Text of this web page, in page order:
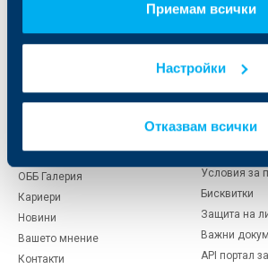
Приемам всички
Настройки
Отказвам всички
За KBC Груп
Европейско финансиране
ОББ Галерия
Кариери
Новини
Вашето мнение
Контакти
ДЗИ
ОББ
ОББ Асет
ОББ
Продажба на
Условия за
Бисквитки
Защита на
Важни
API портал